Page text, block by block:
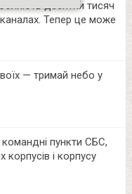
десятки тисяч
Тепер це може
— тримай небо у
командні пункти СБС,
корпусів і корпусу